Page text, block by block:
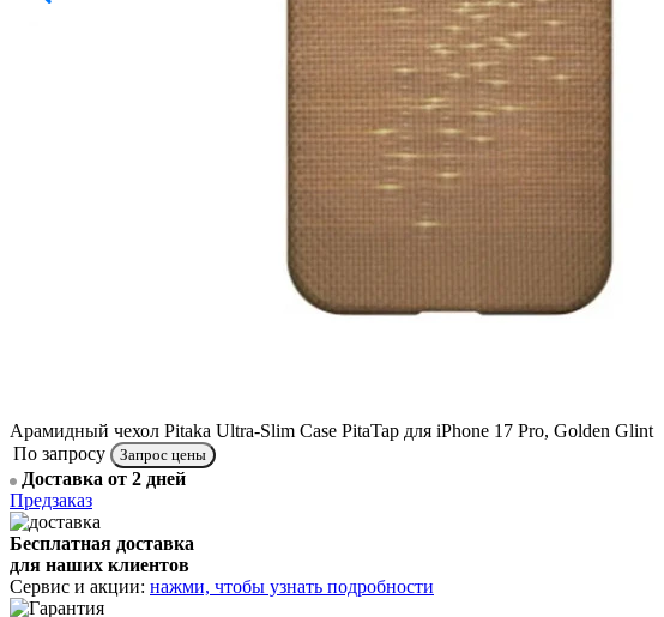
Арамидный чехол Pitaka Ultra-Slim Case PitaTap для iPhone 17 Pro, Golden Glint
По запросу
Доставка от 2 дней
Предзаказ
Бесплатная доставка
для наших клиентов
Сервис и акции: нажми, чтобы узнать подробности